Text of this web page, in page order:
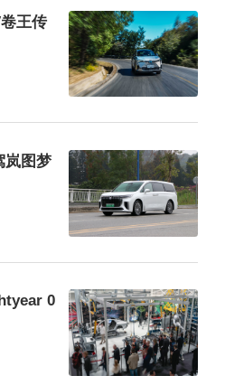
天翼”如羽翼般根根分明
下,形成极具辨识度
座舱上搭载同级领先的A
系统,实现隔离、净化、
390T发动机,拥有252匹
最大扭矩390N·m,比肩
动机。
组合外,还有一款新上市
月28日,广汽传祺倾力打
旗舰”全新传祺GA8正式
王传
岚图梦
0